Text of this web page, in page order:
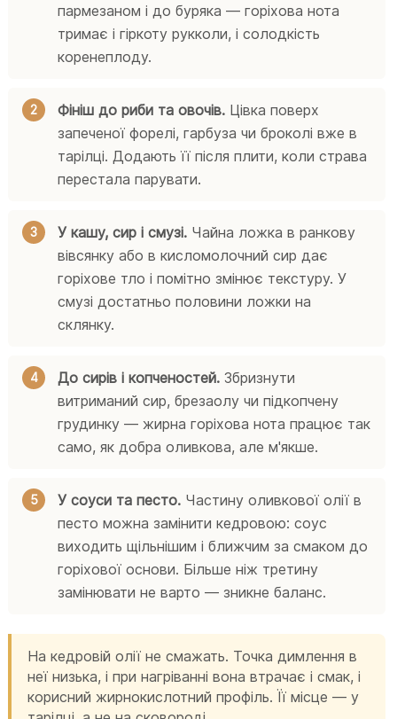
пармезаном і до буряка — горіхова нота
тримає і гіркоту рукколи, і солодкість
коренеплоду.
Фініш до риби та овочів. Цівка поверх
запеченої форелі, гарбуза чи броколі вже в
тарілці. Додають її після плити, коли страва
перестала парувати.
У кашу, сир і смузі. Чайна ложка в ранкову
вівсянку або в кисломолочний сир дає
горіхове тло і помітно змінює текстуру. У
смузі достатньо половини ложки на
склянку.
До сирів і копченостей. Збризнути
витриманий сир, брезаолу чи підкопчену
грудинку — жирна горіхова нота працює так
само, як добра оливкова, але м'якше.
У соуси та песто. Частину оливкової олії в
песто можна замінити кедровою: соус
виходить щільнішим і ближчим за смаком до
горіхової основи. Більше ніж третину
замінювати не варто — зникне баланс.
На кедровій олії не смажать. Точка димлення в
неї низька, і при нагріванні вона втрачає і смак, і
корисний жирнокислотний профіль. Її місце — у